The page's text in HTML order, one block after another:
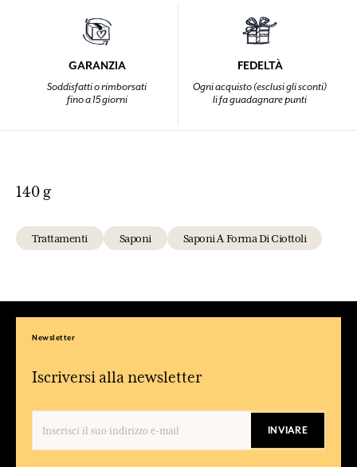
GARANZIA
Soddisfatti o rimborsati
fino a 15 giorni
FEDELTÀ
Ogni acquisto (esclusi gli sconti)
li fa guadagnare punti
140 g
Trattamenti Saponi Saponi A Forma Di Ciottoli
Newsletter
Iscriversi alla newsletter
INVIARE